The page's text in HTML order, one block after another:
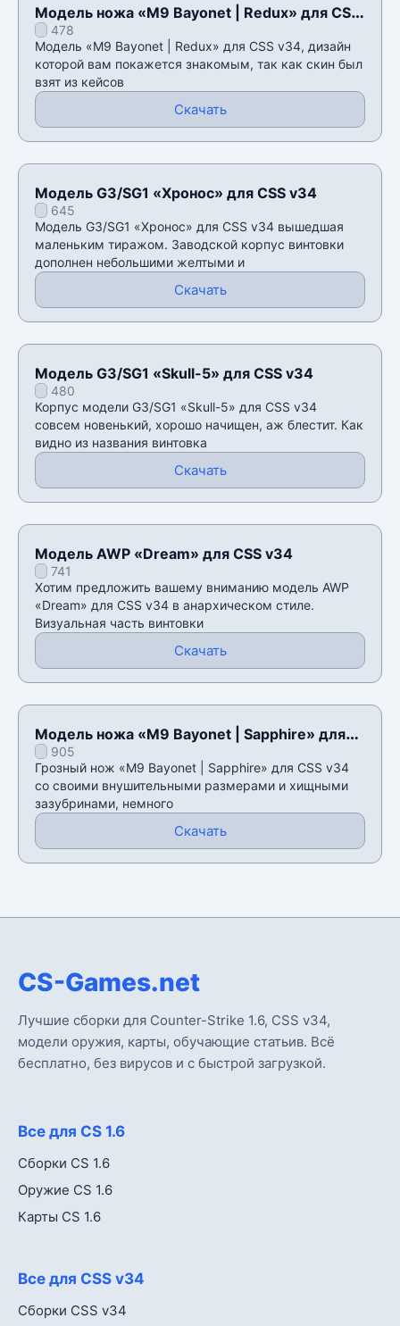
Модель ножа «M9 Bayonet | Redux» для CSS
v34478
Модель «M9 Bayonet | Redux» для CSS v34, дизайн
которой вам покажется знакомым, так как скин был
взят из кейсов
Скачать
Модель G3/SG1 «Хронос» для CSS v34
645
Модель G3/SG1 «Хронос» для CSS v34 вышедшая
маленьким тиражом. Заводской корпус винтовки
дополнен небольшими желтыми и
Скачать
Модель G3/SG1 «Skull-5» для CSS v34
480
Корпус модели G3/SG1 «Skull-5» для CSS v34
совсем новенький, хорошо начищен, аж блестит. Как
видно из названия винтовка
Скачать
Модель AWP «Dream» для CSS v34
741
Хотим предложить вашему вниманию модель AWP
«Dream» для CSS v34 в анархическом стиле.
Визуальная часть винтовки
Скачать
Модель ножа «M9 Bayonet | Sapphire» для
CSS v34
905
Грозный нож «M9 Bayonet | Sapphire» для CSS v34
со своими внушительными размерами и хищными
зазубринами, немного
Скачать
CS-Games.net
Лучшие сборки для Counter-Strike 1.6, CSS v34,
модели оружия, карты, обучающие статьив. Всё
бесплатно, без вирусов и с быстрой загрузкой.
Все для CS 1.6
Сборки CS 1.6
Оружие CS 1.6
Карты CS 1.6
Все для CSS v34
Сборки CSS v34